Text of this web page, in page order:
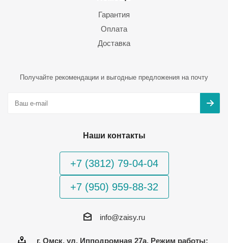
Гарантия
Оплата
Доставка
Получайте рекомендации и выгодные предложения на почту
Наши контакты
+7 (3812) 79-04-04
+7 (950) 959-88-32
info@zaisy.ru
г. Омск, ул. Ипподромная 27а, Режим работы: